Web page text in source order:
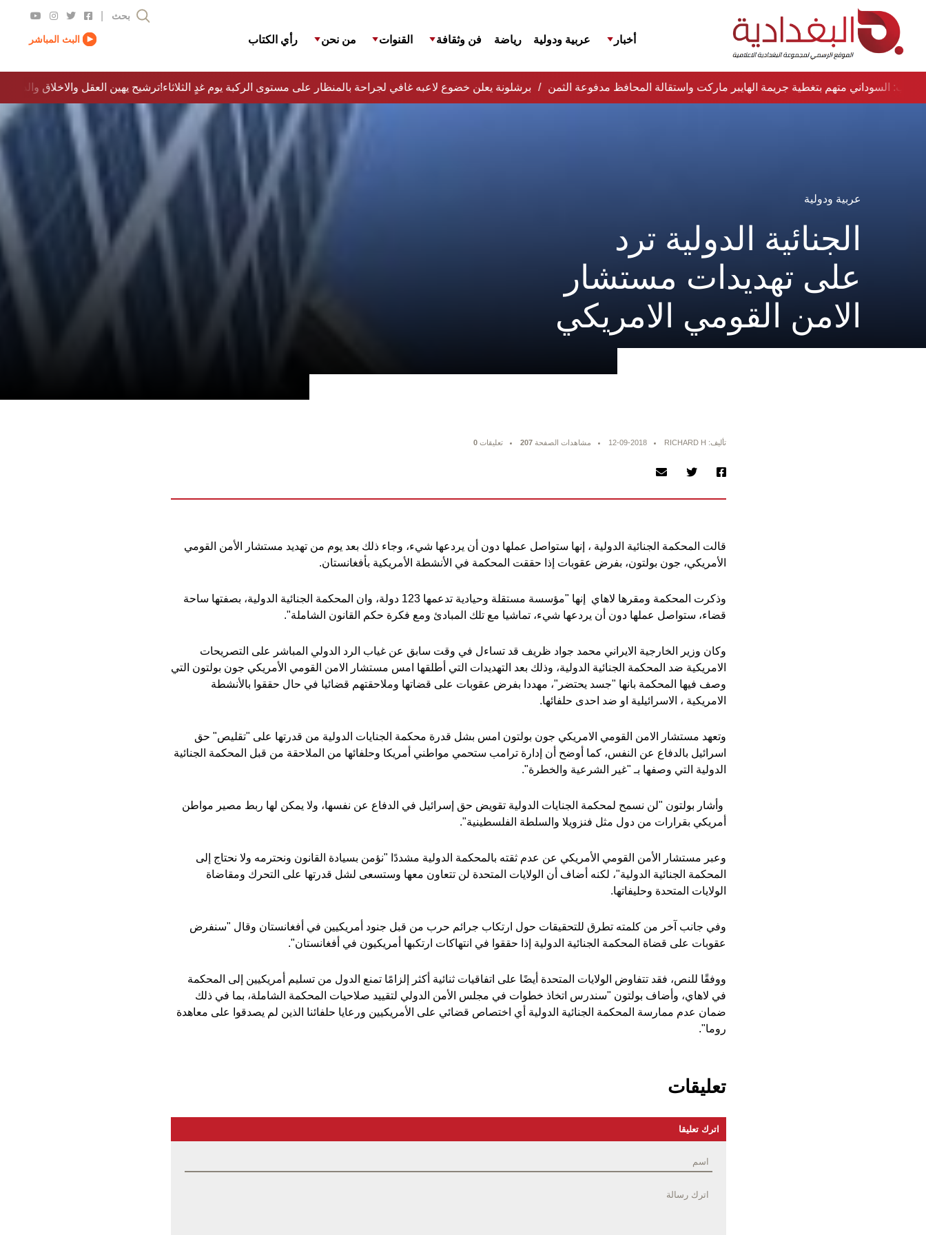
أخبار عربية ودولية رياضة فن وثقافة القنوات من نحن رأي الكتاب
بحث
البث المباشر
ترشيح يهين العقل والاخلاق والدولة…؟! برشلونة يعلن خضوع لاعبه غافي لجراحة بالمنظار على مستوى الركبة يوم غدٍ الثلاثاء نواب: السوداني متهم بتغطية جريمة الهايبر ماركت واستقالة المحافظ مدفوعة الثمن
عربية ودولية
الجنائية الدولية ترد
على تهديدات مستشار
الامن القومي الامريكي
تأليف: RICHARD H 12-09-2018 مشاهدات الصفحة 207 تعليقات 0
قالت المحكمة الجنائية الدولية ، إنها ستواصل عملها دون أن يردعها شيء، وجاء ذلك بعد يوم من تهديد مستشار الأمن القومي
الأمريكي، جون بولتون، بفرض عقوبات إذا حققت المحكمة في الأنشطة الأمريكية بأفغانستان.
وذكرت المحكمة ومقرها لاهاي إنها "مؤسسة مستقلة وحيادية تدعمها 123 دولة، وان المحكمة الجنائية الدولية، بصفتها ساحة
قضاء، ستواصل عملها دون أن يردعها شيء، تماشيا مع تلك المبادئ ومع فكرة حكم القانون الشاملة".
وكان وزير الخارجية الايراني محمد جواد ظريف قد تساءل في وقت سابق عن غياب الرد الدولي المباشر على التصريحات
الامريكية ضد المحكمة الجنائية الدولية، وذلك بعد التهديدات التي أطلقها امس مستشار الامن القومي الأمريكي جون بولتون التي
وصف فيها المحكمة بانها "جسد يحتضر"، مهددا بفرض عقوبات على قضاتها وملاحقتهم قضائيا في حال حققوا بالأنشطة
الامريكية ، الاسرائيلية او ضد احدى حلفائها.
وتعهد مستشار الامن القومي الامريكي جون بولتون امس بشل قدرة محكمة الجنايات الدولية من قدرتها على "تقليص" حق
اسرائيل بالدفاع عن النفس، كما أوضح أن إدارة ترامب ستحمي مواطني أمريكا وحلفائها من الملاحقة من قبل المحكمة الجنائية
الدولية التي وصفها بـ "غير الشرعية والخطرة".
وأشار بولتون "لن نسمح لمحكمة الجنايات الدولية تقويض حق إسرائيل في الدفاع عن نفسها، ولا يمكن لها ربط مصير مواطن
أمريكي بقرارات من دول مثل فنزويلا والسلطة الفلسطينية".
وعبر مستشار الأمن القومي الأمريكي عن عدم ثقته بالمحكمة الدولية مشددًا "نؤمن بسيادة القانون ونحترمه ولا نحتاج إلى
المحكمة الجنائية الدولية"، لكنه أضاف أن الولايات المتحدة لن تتعاون معها وستسعى لشل قدرتها على التحرك ومقاضاة
الولايات المتحدة وحليفاتها.
وفي جانب آخر من كلمته تطرق للتحقيقات حول ارتكاب جرائم حرب من قبل جنود أمريكيين في أفغانستان وقال "سنفرض
عقوبات على قضاة المحكمة الجنائية الدولية إذا حققوا في انتهاكات ارتكبها أمريكيون في أفغانستان".
ووفقًا للنص، فقد تتفاوض الولايات المتحدة أيضًا على اتفاقيات ثنائية أكثر إلزامًا تمنع الدول من تسليم أمريكيين إلى المحكمة
في لاهاي، وأضاف بولتون "سندرس اتخاذ خطوات في مجلس الأمن الدولي لتقييد صلاحيات المحكمة الشاملة، بما في ذلك
ضمان عدم ممارسة المحكمة الجنائية الدولية أي اختصاص قضائي على الأمريكيين ورعايا حلفائنا الذين لم يصدقوا على معاهدة
روما".
تعليقات
اترك تعليقا